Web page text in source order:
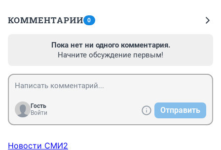
КОММЕНТАРИИ 0
Пока нет ни одного комментария.
Начните обсуждение первым!
Гость
Войти
Отправить
Новости СМИ2